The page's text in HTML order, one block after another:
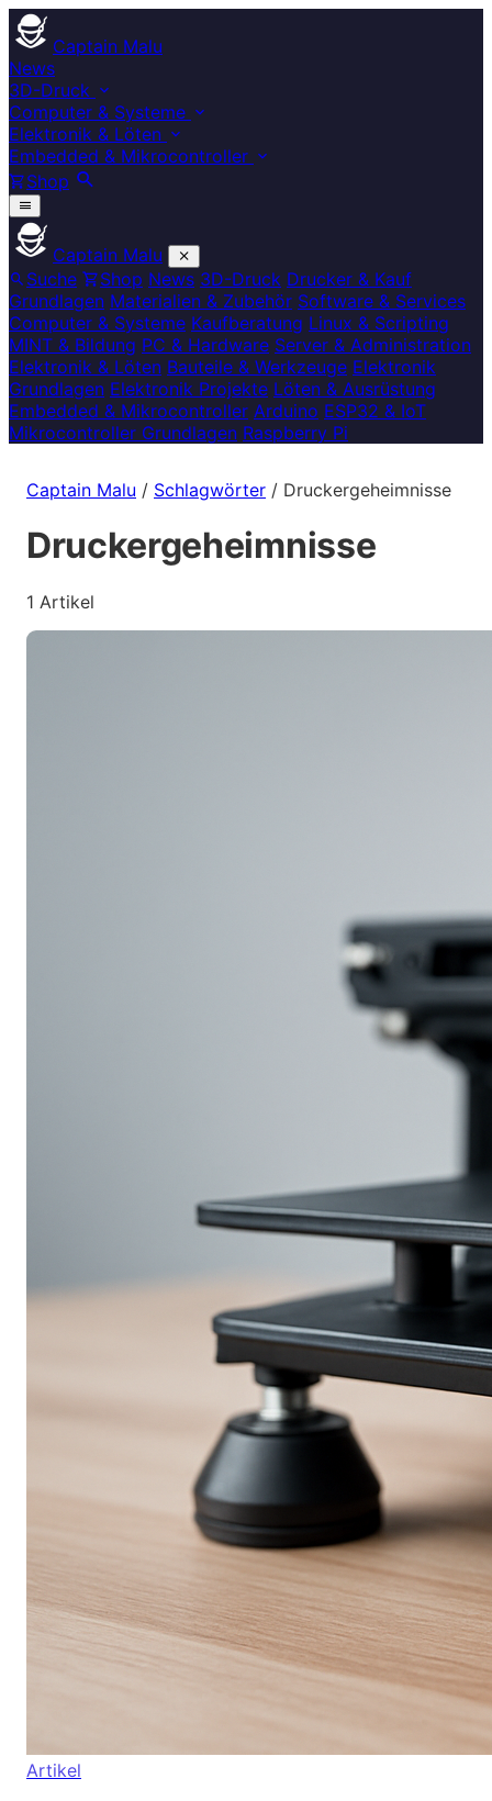
Captain Malu
News
3D-Druck
Computer & Systeme
Elektronik & Löten
Embedded & Mikrocontroller
Shop
Captain Malu
Suche
Shop News 3D-Druck Drucker & Kauf
Grundlagen Materialien & Zubehör Software & Services
Computer & Systeme Kaufberatung Linux & Scripting
MINT & Bildung PC & Hardware Server & Administration
Elektronik & Löten Bauteile & Werkzeuge Elektronik
Grundlagen Elektronik Projekte Löten & Ausrüstung
Embedded & Mikrocontroller Arduino ESP32 & IoT
Mikrocontroller Grundlagen Raspberry Pi
Captain Malu / Schlagwörter / Druckergeheimnisse
Druckergeheimnisse
1 Artikel
Artikel